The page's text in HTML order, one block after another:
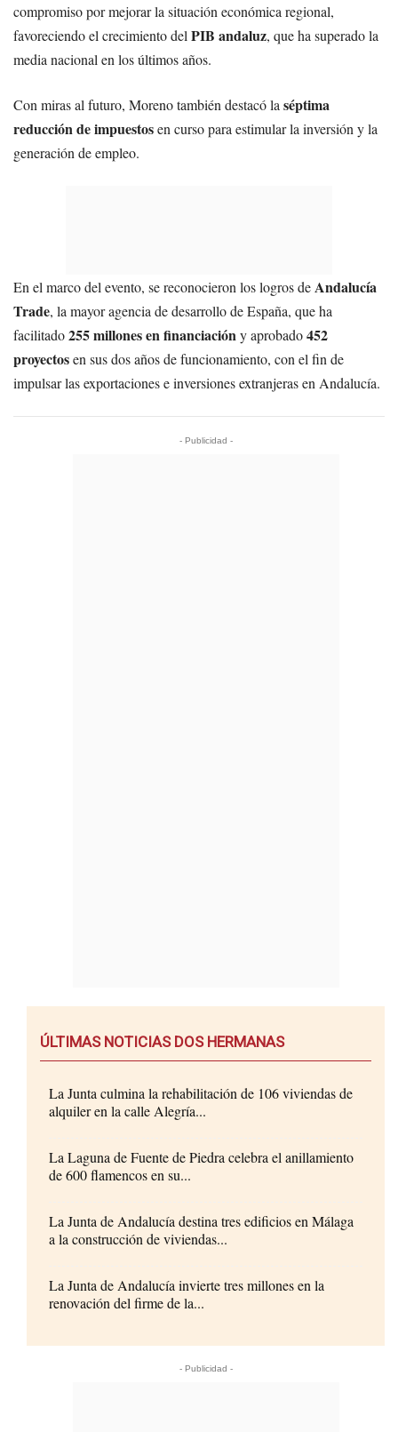
compromiso por mejorar la situación económica regional,
favoreciendo el crecimiento del PIB andaluz, que ha superado la
media nacional en los últimos años.
Con miras al futuro, Moreno también destacó la séptima
reducción de impuestosen curso para estimular la inversión y la
generación de empleo.
En el marco del evento, se reconocieron los logros deAndalucía
Trade, la mayor agencia de desarrollo de España, que ha
facilitado255 millones en financiacióny aprobado452
proyectosen sus dos años de funcionamiento, con el fin de
impulsar las exportaciones e inversiones extranjeras en Andalucía.
- Publicidad -
ÚLTIMAS NOTICIAS DOS HERMANAS
La Junta culmina la rehabilitación de 106 viviendas de
alquiler en la calle Alegría...
La Laguna de Fuente de Piedra celebra el anillamiento
de 600 flamencos en su...
La Junta de Andalucía destina tres edificios en Málaga
a la construcción de viviendas...
La Junta de Andalucía invierte tres millones en la
renovación del firme de la...
- Publicidad -